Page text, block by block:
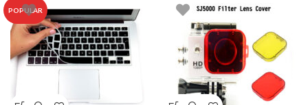
POPULAR